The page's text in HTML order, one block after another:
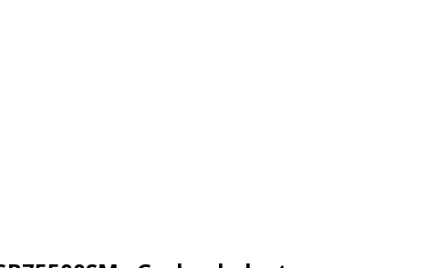
van 4000W, ideaal
van de branders